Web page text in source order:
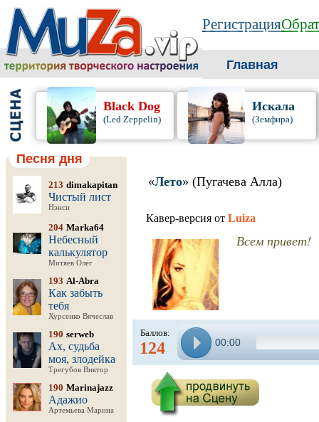
Регистрация
Главная
Black Dog
(Led Zeppelin)
Искала
(Земфира)
Песня дня
213 dimakapitan
Чистый лист
Нэнси
204 Marka64
Небесный
калькулятор
Митяев Олег
193 Al-Abra
Как забыть
тебя
Хурсенко Вячеслав
190 serweb
Ах, судьба
моя, злодейка
Трегубов Виктор
190 Marinajazz
Адажио
Артемьева Марина
«Лето» (Пугачева Алла)
Кавер-версия от Luiza
Всем привет!
Баллов:
124 00:00